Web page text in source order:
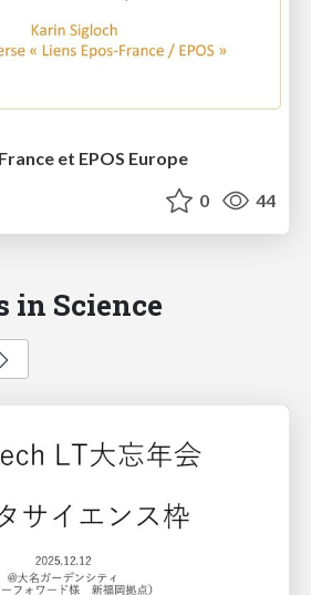
et EPOS Europe
0 44
in Science